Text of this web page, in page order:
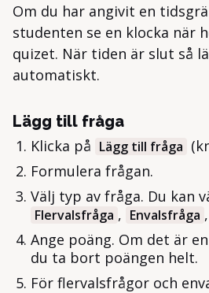
Om du har angivit en
studenten se en klocka när
quizet. När tiden är slut så
automatiskt.
Lägg till fråga
Klicka på Lägg till fråga
Formulera frågan.
Välj typ av fråga. Du kan
Flervalsfråga , Envalsfråga
Ange poäng. Om det är
du ta bort poängen helt.
För flervalsfrågor och